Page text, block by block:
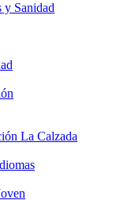
y Sanidad
La Calzada